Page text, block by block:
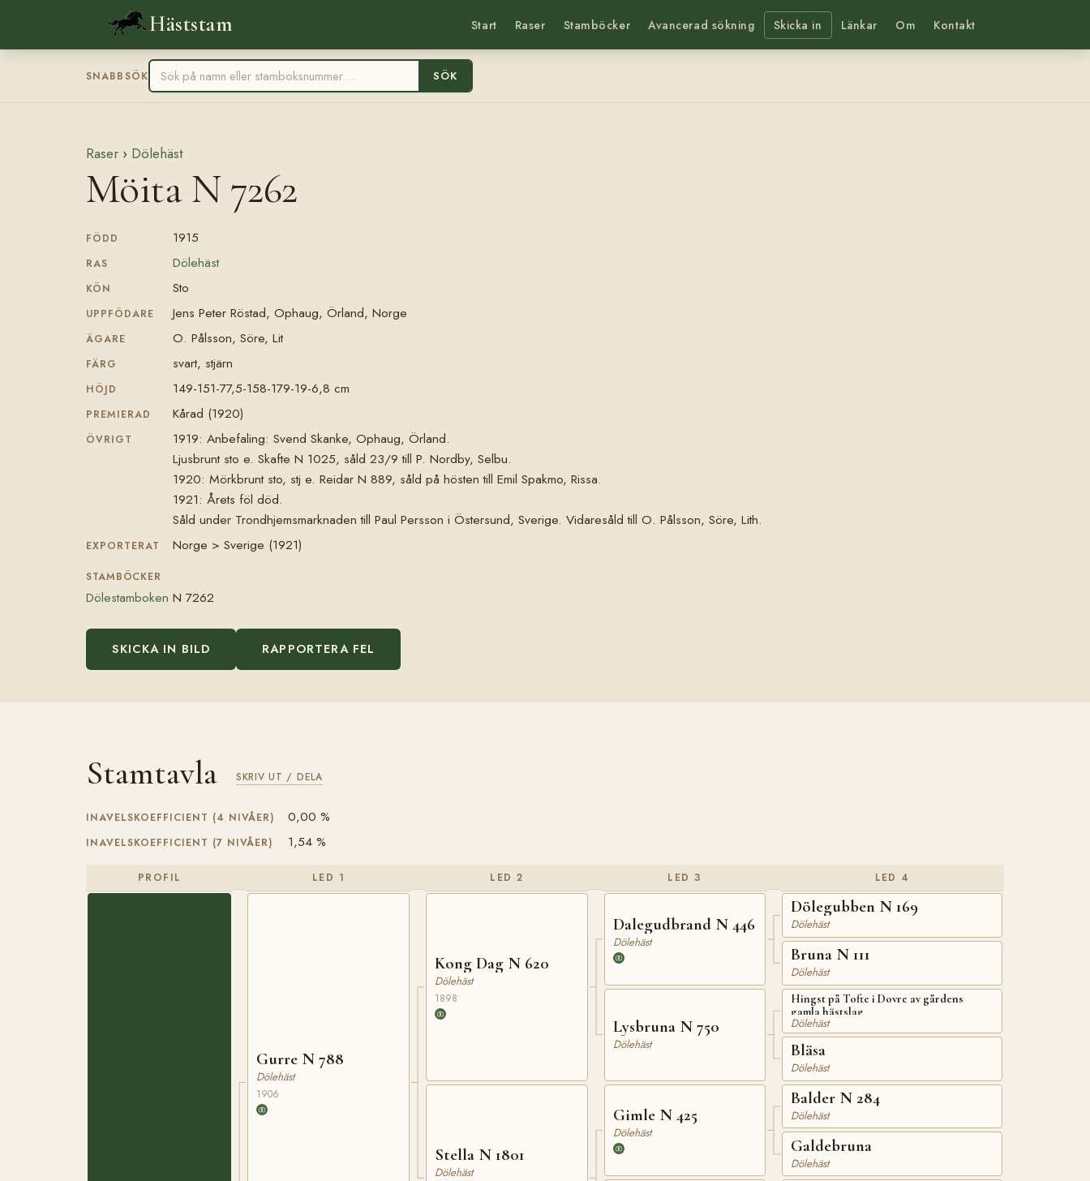
Häststam Start Raser Stamböcker Avancerad sökning Skicka in Länkar Om Kontakt
SNABBSÖK SÖK
Raser › Dölehäst
Möita N 7262
FÖDD 1915
RAS Dölehäst
KÖN Sto
UPPFÖDARE Jens Peter Röstad, Ophaug, Örland, Norge
ÄGARE O. Pålsson, Söre, Lit
FÄRG svart, stjärn
HÖJD 149-151-77,5-158-179-19-6,8 cm
PREMIERAD Kårad (1920)
ÖVRIGT
1919: Anbefaling: Svend Skanke, Ophaug, Örland.
Ljusbrunt sto e. Skafte N 1025, såld 23/9 till P. Nordby, Selbu.
1920: Mörkbrunt sto, stj e. Reidar N 889, såld på hösten till Emil Spakmo, Rissa.
1921: Årets föl död.
Såld under Trondhjemsmarknaden till Paul Persson i Östersund, Sverige. Vidaresåld till O. Pålsson, Söre, Lith.
EXPORTERAT Norge > Sverige (1921)
STAMBÖCKER
Dölestamboken N 7262
SKICKA IN BILD RAPPORTERA FEL
Stamtavla SKRIV UT / DELA
INAVELSKOEFFICIENT (4 NIVÅER) 0,00 %
INAVELSKOEFFICIENT (7 NIVÅER) 1,54 %
PROFIL LED 1
Gurre N 788
Dölehäst
1906
LED 2
Kong Dag N 620
Dölehäst
1898
Stella N 1801
Dölehäst
LED 3
Dalegudbrand N 446
Dölehäst
Lysbruna N 750
Dölehäst
Gimle N 425
Dölehäst
LED 4
Dölegubben N 169
Dölehäst
Bruna N 111
Dölehäst
Hingst på Tofte i Dovre av gårdens
gamla hästslag
Dölehäst
Bläsa
Dölehäst
Balder N 284
Dölehäst
Galdebruna
Dölehäst